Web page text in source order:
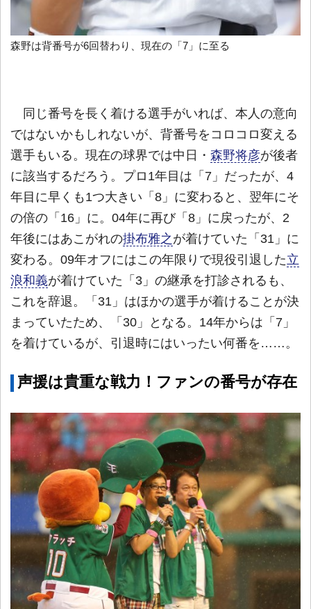
森野は背番号が6回替わり、現在の「7」に至る
同じ番号を長く着ける選手がいれば、本人の意向
ではないかもしれないが、背番号をコロコロ変える
選手もいる。現在の球界では中日・ 森野将彦が後者
に該当するだろう。プロ1年目は「7」だったが、4
年目に早くも1つ大きい「8」に変わると、翌年にそ
の倍の「16」に。04年に再び「8」に戻ったが、2
年後にはあこがれの掛布雅之 が着けていた「31」に
変わる。09年オフにはこの年限りで現役引退した立
浪和義が着けていた「3」の継承を打診されるも、
これを辞退。「31」はほかの選手が着けることが決
まっていたため、「30」となる。14年からは「7」
を着けているが、引退時にはいったい何番を……。
声援は貴重な戦力！ファンの番号が存在